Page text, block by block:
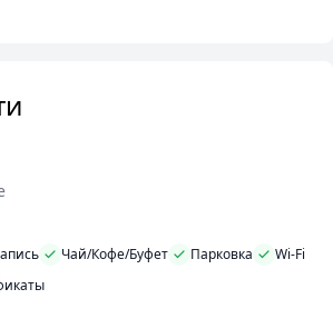
в соревнованиях с другими
уделяем безопасности наших
карты оснащены надежными
В F1-Картинг
каждому
полный комплект
одноразовые подшлемники и
Чай/Кофе/Буфет Парковка
Wi-Fi